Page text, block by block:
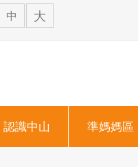
中 大
認識中山 準媽媽區